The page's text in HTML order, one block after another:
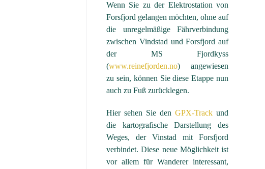
Wenn Sie zu der Elektrostation von
Forsfjord gelangen möchten, ohne auf
die unregelmäßige Fährverbindung
zwischen Vindstad und Forsfjord auf
der MS Fjordkyss
(www.reinefjorden.no) angewiesen
zu sein, können Sie diese Etappe nun
auch zu Fuß zurücklegen.
Hier sehen Sie den GPX-Track und
die kartografische Darstellung des
Weges, der Vinstad mit Forsfjord
verbindet. Diese neue Möglichkeit ist
vor allem für Wanderer interessant,